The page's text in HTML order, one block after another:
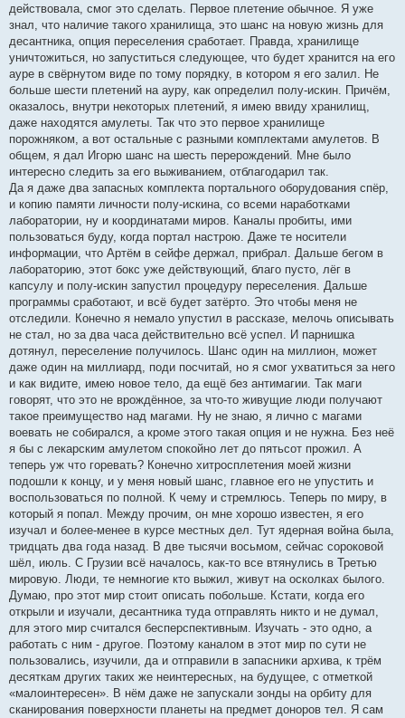
действовала, смог это сделать. Первое плетение обычное. Я уже
знал, что наличие такого хранилища, это шанс на новую жизнь для
десантника, опция переселения сработает. Правда, хранилище
уничтожиться, но запуститься следующее, что будет хранится на его
ауре в свёрнутом виде по тому порядку, в котором я его залил. Не
больше шести плетений на ауру, как определил полу-искин. Причём,
оказалось, внутри некоторых плетений, я имею ввиду хранилищ,
даже находятся амулеты. Так что это первое хранилище
порожняком, а вот остальные с разными комплектами амулетов. В
общем, я дал Игорю шанс на шесть перерождений. Мне было
интересно следить за его выживанием, отблагодарил так.
Да я даже два запасных комплекта портального оборудования спёр,
и копию памяти личности полу-искина, со всеми наработками
лаборатории, ну и координатами миров. Каналы пробиты, ими
пользоваться буду, когда портал настрою. Даже те носители
информации, что Артём в сейфе держал, прибрал. Дальше бегом в
лабораторию, этот бокс уже действующий, благо пусто, лёг в
капсулу и полу-искин запустил процедуру переселения. Дальше
программы сработают, и всё будет затёрто. Это чтобы меня не
отследили. Конечно я немало упустил в рассказе, мелочь описывать
не стал, но за два часа действительно всё успел. И парнишка
дотянул, переселение получилось. Шанс один на миллион, может
даже один на миллиард, поди посчитай, но я смог ухватиться за него
и как видите, имею новое тело, да ещё без антимагии. Так маги
говорят, что это не врождённое, за что-то живущие люди получают
такое преимущество над магами. Ну не знаю, я лично с магами
воевать не собирался, а кроме этого такая опция и не нужна. Без неё
я бы с лекарским амулетом спокойно лет до пятьсот прожил. А
теперь уж что горевать? Конечно хитросплетения моей жизни
подошли к концу, и у меня новый шанс, главное его не упустить и
воспользоваться по полной. К чему и стремлюсь. Теперь по миру, в
который я попал. Между прочим, он мне хорошо известен, я его
изучал и более-менее в курсе местных дел. Тут ядерная война была,
тридцать два года назад. В две тысячи восьмом, сейчас сороковой
шёл, июль. С Грузии всё началось, как-то все втянулись в Третью
мировую. Люди, те немногие кто выжил, живут на осколках былого.
Думаю, про этот мир стоит описать побольше. Кстати, когда его
открыли и изучали, десантника туда отправлять никто и не думал,
для этого мир считался бесперспективным. Изучать - это одно, а
работать с ним - другое. Поэтому каналом в этот мир по сути не
пользовались, изучили, да и отправили в запасники архива, к трём
десяткам других таких же неинтересных, на будущее, с отметкой
«малоинтересен». В нём даже не запускали зонды на орбиту для
сканирования поверхности планеты на предмет доноров тел. Я сам